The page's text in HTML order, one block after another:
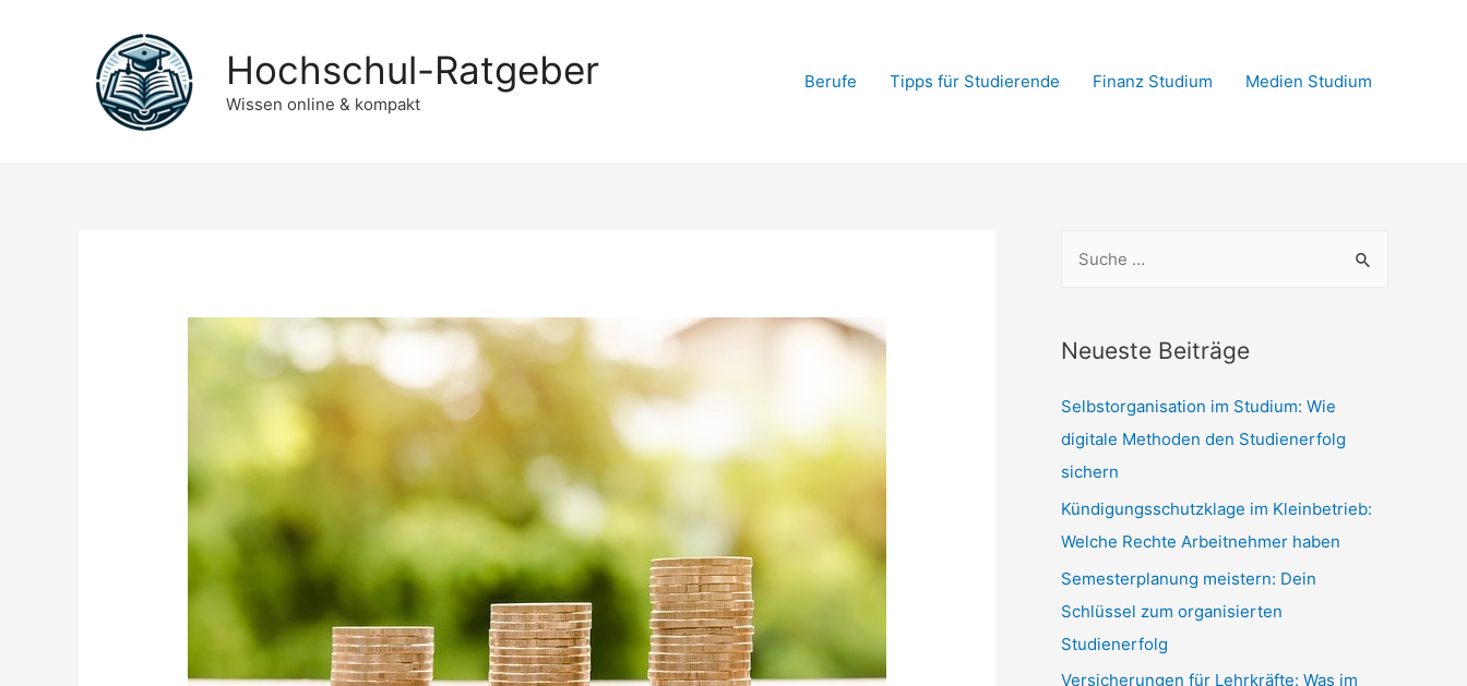
Hochschul-Ratgeber
Wissen online & kompakt
Berufe Tipps für Studierende Finanz Studium Medien Studium
h
n
n
a
c
h
:
Neueste Beiträge
Selbstorganisation im Studium: Wie
digitale Methoden den Studienerfolg
sichern
Kündigungsschutzklage im Kleinbetrieb:
Welche Rechte Arbeitnehmer haben
Semesterplanung meistern: Dein
Schlüssel zum organisierten
Studienerfolg
Versicherungen für Lehrkräfte: Was im